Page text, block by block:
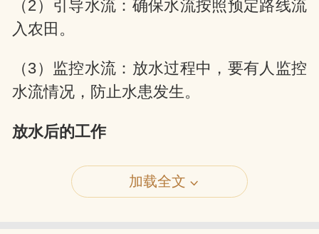
（2）引导水流：确保水流按照预定路线流
入农田。
（3）监控水流：放水过程中，要有人监控
水流情况，防止水患发生。
放水后的工作
（1）检查灌溉情况：放水后，要检查田地
是否得到充分灌溉。
加载全文